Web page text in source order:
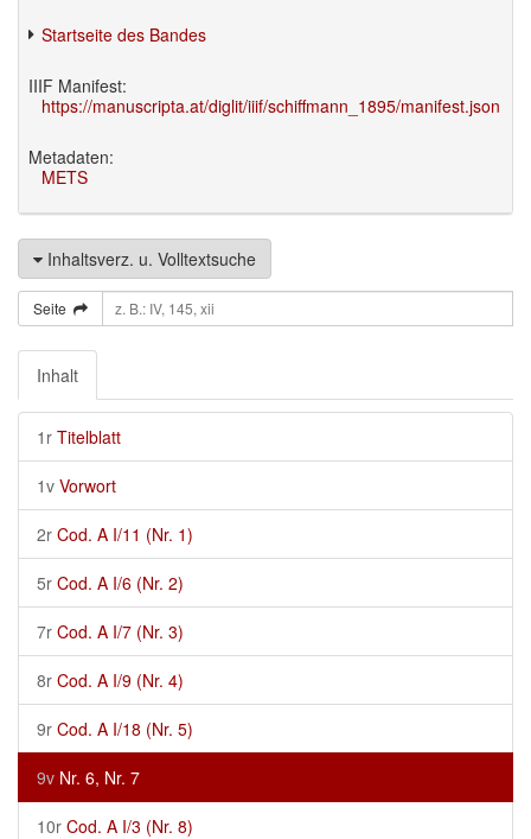
Startseite des Bandes
IIIF Manifest:
https://manuscripta.at/diglit/iiif/schiffmann_1895/manifest.json
Metadaten:
METS
Inhaltsverz. u. Volltextsuche
Seite
Inhalt
1r Titelblatt
1v Vorwort
2r Cod. A I/11 (Nr. 1)
5r Cod. A I/6 (Nr. 2)
7r Cod. A I/7 (Nr. 3)
8r Cod. A I/9 (Nr. 4)
9r Cod. A I/18 (Nr. 5)
9v Nr. 6, Nr. 7
10r Cod. A I/3 (Nr. 8)